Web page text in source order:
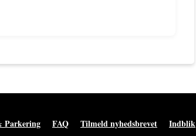
Parkering FAQ Tilmeld nyhedsbrevet Indblik